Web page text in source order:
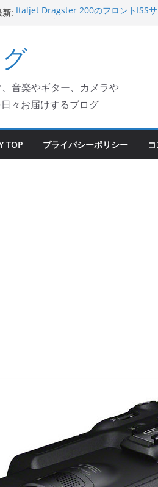
新: Italjet Dragster 200のフロントISS
ホルダー付けて、ガラスコーティン
Jeff Beck 逝去
岩手県奥州市へのふるさと納税で
フェクターが返礼品でもらえる！
音楽やギター、カメラや
々お届けするブログ
TOP プライバシーポリシー